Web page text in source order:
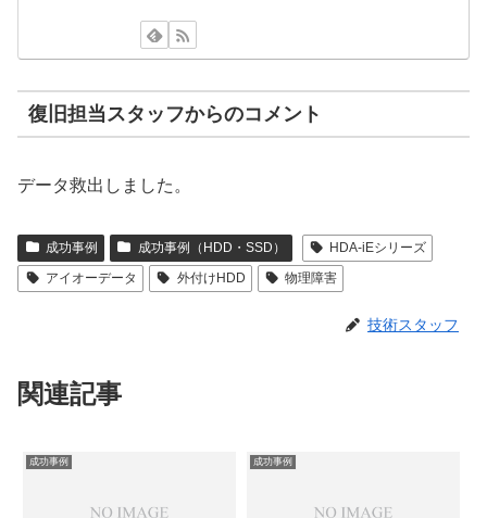
復旧担当スタッフからのコメント
データ救出しました。
成功事例 成功事例（HDD・SSD）
HDA-iEシリーズ
アイオーデータ
外付けHDD 物理障害
技術スタッフ
関連記事
成功事例 成功事例